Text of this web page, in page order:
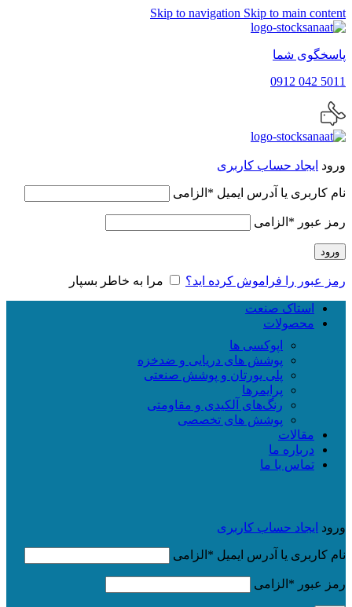
Skip to navigation Skip to main content
پاسخگوی شما
5011 042 0912
ورود ایجاد حساب کاربری
نام کاربری یا آدرس ایمیل * الزامی
رمز عبور * الزامی
ورود
رمز عبور را فراموش کرده اید؟ مرا به خاطر بسپار
استاک صنعت
محصولات
اپوکسی ها
پوشش های دریایی و ضدخزه
پلی یورتان و پوشش صنعتی
پرایمرها
رنگ‌های آلکیدی و مقاومتی
پوشش های تخصصی
مقالات
درباره ما
تماس با ما
ورود ایجاد حساب کاربری
نام کاربری یا آدرس ایمیل * الزامی
رمز عبور * الزامی